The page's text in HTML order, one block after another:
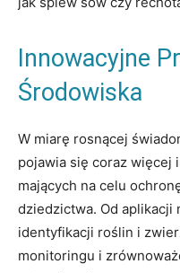
Innowacyjne
Środowiska
W miarę rosnącej
pojawia się coraz więcej
mających na celu
dziedzictwa. Od aplikacji
identyfikacji roślin i
monitoringu i